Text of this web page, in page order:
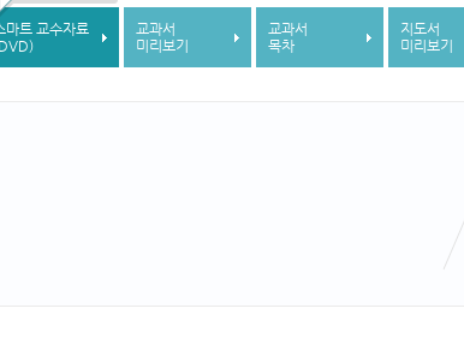
마트 교수자료
교과서
미리보기
교과서
목차
지도서
미리보기